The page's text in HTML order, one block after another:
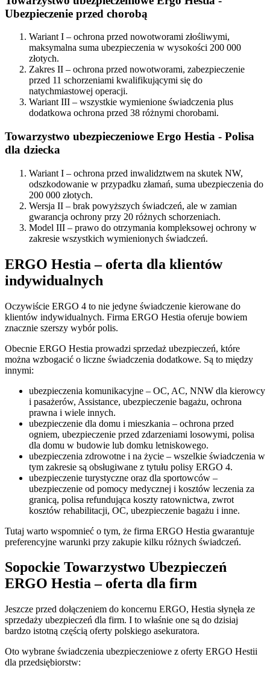
Ubezpieczenie przed chorobą
Wariant I – ochrona przed nowotworami złośliwymi,
maksymalna suma ubezpieczenia w wysokości 200 000
złotych.
Zakres II – ochrona przed nowotworami, zabezpieczenie
przed 11 schorzeniami kwalifikującymi się do
natychmiastowej operacji.
Wariant III – wszystkie wymienione świadczenia plus
dodatkowa ochrona przed 38 różnymi chorobami.
Towarzystwo ubezpieczeniowe Ergo Hestia - Polisa
dla dziecka
Wariant I – ochrona przed inwalidztwem na skutek NW,
odszkodowanie w przypadku złamań, suma ubezpieczenia do
200 000 złotych.
Wersja II – brak powyższych świadczeń, ale w zamian
gwarancja ochrony przy 20 różnych schorzeniach.
Model III – prawo do otrzymania kompleksowej ochrony w
zakresie wszystkich wymienionych świadczeń.
ERGO Hestia – oferta dla klientów
indywidualnych
Oczywiście ERGO 4 to nie jedyne świadczenie kierowane do
klientów indywidualnych. Firma ERGO Hestia oferuje bowiem
znacznie szerszy wybór polis.
Obecnie ERGO Hestia prowadzi sprzedaż ubezpieczeń, które
można wzbogacić o liczne świadczenia dodatkowe. Są to między
innymi:
ubezpieczenia komunikacyjne – OC, AC, NNW dla kierowcy
i pasażerów, Assistance, ubezpieczenie bagażu, ochrona
prawna i wiele innych.
ubezpieczenie dla domu i mieszkania – ochrona przed
ogniem, ubezpieczenie przed zdarzeniami losowymi, polisa
dla domu w budowie lub domku letniskowego.
ubezpieczenia zdrowotne i na życie – wszelkie świadczenia w
tym zakresie są obsługiwane z tytułu polisy ERGO 4.
ubezpieczenie turystyczne oraz dla sportowców –
ubezpieczenie od pomocy medycznej i kosztów leczenia za
granicą, polisa refundująca koszty ratownictwa, zwrot
kosztów rehabilitacji, OC, ubezpieczenie bagażu i inne.
Tutaj warto wspomnieć o tym, że firma ERGO Hestia gwarantuje
preferencyjne warunki przy zakupie kilku różnych świadczeń.
Sopockie Towarzystwo Ubezpieczeń
ERGO Hestia – oferta dla firm
Jeszcze przed dołączeniem do koncernu ERGO, Hestia słynęła ze
sprzedaży ubezpieczeń dla firm. I to właśnie one są do dzisiaj
bardzo istotną częścią oferty polskiego asekuratora.
Oto wybrane świadczenia ubezpieczeniowe z oferty ERGO Hestii
dla przedsiębiorstw: